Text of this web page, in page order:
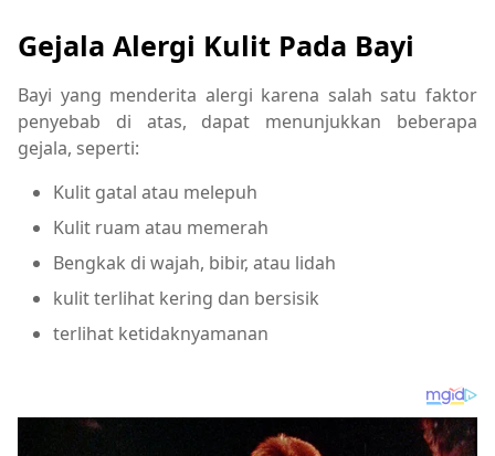
Gejala Alergi Kulit Pada Bayi
Bayi yang menderita alergi karena salah satu faktor
penyebab di atas, dapat menunjukkan beberapa
gejala, seperti:
Kulit gatal atau melepuh
Kulit ruam atau memerah
Bengkak di wajah, bibir, atau lidah
kulit terlihat kering dan bersisik
terlihat ketidaknyamanan